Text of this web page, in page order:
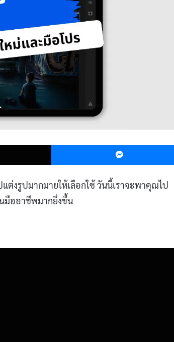
X
งรูปมากมายให้เลือกใช้ วันนี้เราจะพาคุณไป
มืออาชีพมากยิ่งขึ้น